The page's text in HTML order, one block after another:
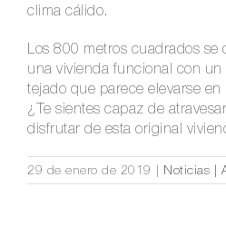
clima cálido.
Los 800 metros cuadrados
una vivienda funcional con
tejado que parece elevarse
¿Te sientes capaz de
disfrutar de esta original
29 de enero de 2019 | Noticias |